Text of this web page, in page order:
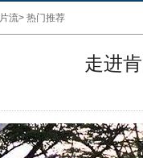
流> 热门推荐
走进